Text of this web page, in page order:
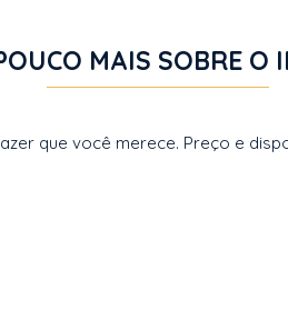
MAIS SOBRE O
que você merece. Preço e